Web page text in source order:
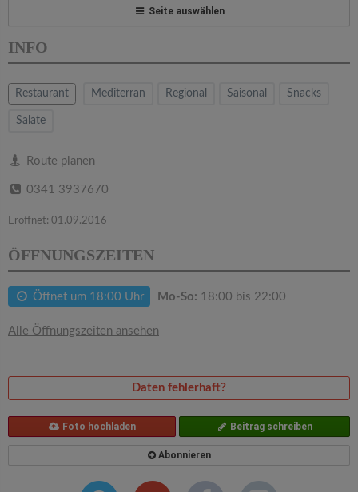
Seite auswählen
INFO
Restaurant Mediterran Regional Saisonal Snacks
Salate
Route planen
0341 3937670
Eröffnet: 01.09.2016
ÖFFNUNGSZEITEN
Öffnet um 18:00 Uhr Mo-So: 18:00 bis 22:00
Alle Öffnungszeiten ansehen
Daten fehlerhaft?
Foto hochladen Beitrag schreiben
Abonnieren
a
v
g
t
n